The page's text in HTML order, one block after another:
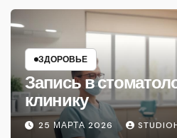
ЗДОРОВЬЕ
Запись в
клинику
25 МАРТА 2026